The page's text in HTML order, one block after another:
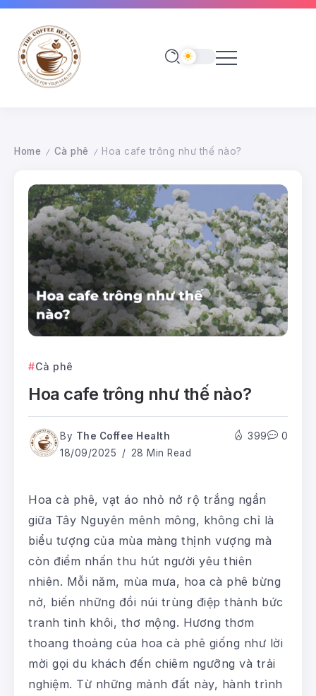
Home / Cà phê / Hoa cafe trông như thế nào?
Cà phê
Hoa cafe trông như thế nào?
By The Coffee Health
18/09/2025
28 Min Read
399 0
Hoa cà phê, vạt áo nhỏ nở rộ trắng ngần
giữa Tây Nguyên mênh mông, không chỉ là
biểu tượng của mùa màng thịnh vượng mà
còn điểm nhấn thu hút người yêu thiên
nhiên. Mỗi năm, mùa mưa, hoa cà phê bừng
nở, biến những đồi núi trùng điệp thành bức
tranh tinh khôi, thơ mộng. Hương thơm
thoang thoảng của hoa cà phê giống như lời
mời gọi du khách đến chiêm ngưỡng và trải
nghiệm. Từ những mảnh đất này, hành trình